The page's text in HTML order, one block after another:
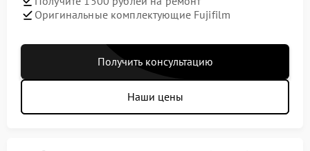
Оригинальные комплектующие Fujifilm
Получить консультацию
Наши цены